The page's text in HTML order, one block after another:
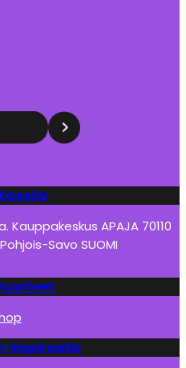
Kauppakeskus APAJA 70110
Savo SUOMI
inspiraatio